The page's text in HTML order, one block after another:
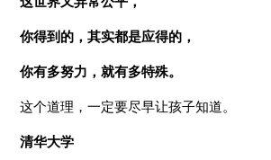
你得到的，其实都是应得的，
你有多努力，就有多特殊。
这个道理，一定要尽早让孩子知道。
清华大学